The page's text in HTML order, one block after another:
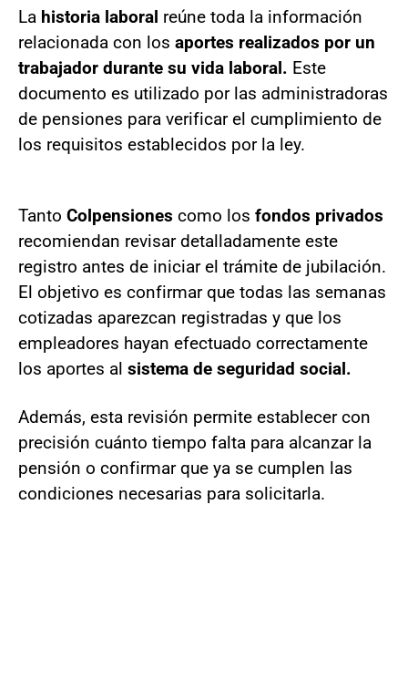
La historia laboral reúne toda la información
relacionada con los aportes realizados por un
trabajador durante su vida laboral. Este
documento es utilizado por las administradoras
de pensiones para verificar el cumplimiento de
los requisitos establecidos por la ley.
Tanto Colpensiones como los fondos privados
recomiendan revisar detalladamente este
registro antes de iniciar el trámite de jubilación.
El objetivo es confirmar que todas las semanas
cotizadas aparezcan registradas y que los
empleadores hayan efectuado correctamente
los aportes al sistema de seguridad social.
Además, esta revisión permite establecer con
precisión cuánto tiempo falta para alcanzar la
pensión o confirmar que ya se cumplen las
condiciones necesarias para solicitarla.